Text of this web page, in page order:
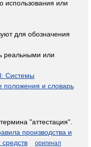
использования или
для обозначения
реальными или
Системы
положения и словарь
"аттестация".
производства и
средств
оригинал